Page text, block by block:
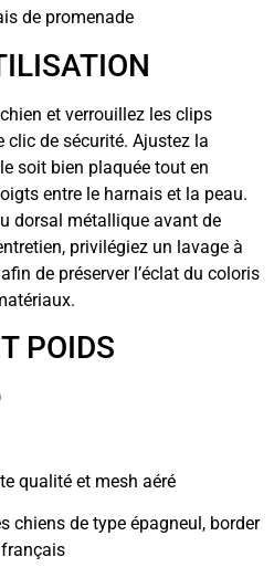
de promenade
et verrouillez les clips
clic de sécurité. Ajustez la
soit bien plaquée tout en
entre le harnais et la peau.
dorsal métallique avant de
privilégiez un lavage à
de préserver l’éclat du coloris
POIDS
qualité et mesh aéré
chiens de type épagneul, border